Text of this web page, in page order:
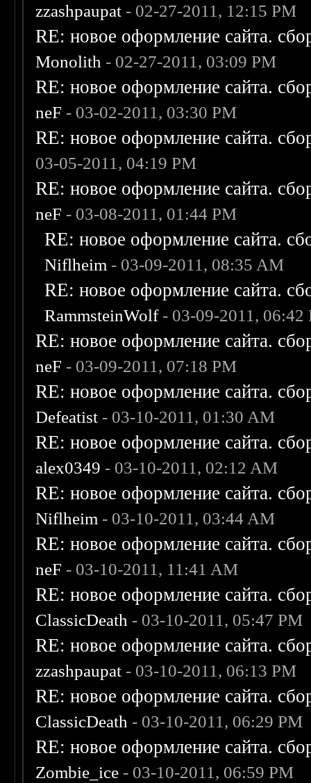
zzashpaupat - 02-27-2011, 12:15 PM
RE: новое оформление сайта.
Monolith - 02-27-2011, 03:09 PM
RE: новое оформление сайта.
neF - 03-02-2011, 03:30 PM
RE: новое оформление сайта.
03-05-2011, 04:19 PM
RE: новое оформление сайта.
neF - 03-08-2011, 01:44 PM
RE: новое оформление сайта.
Niflheim - 03-09-2011, 08:35 AM
RE: новое оформление сайта.
RammsteinWolf- 03-09-2011, 06:42
RE: новое оформление сайта.
neF - 03-09-2011, 07:18 PM
RE: новое оформление сайта.
Defeatist - 03-10-2011, 01:30 AM
RE: новое оформление сайта.
alex0349 - 03-10-2011, 02:12 AM
RE: новое оформление сайта.
Niflheim - 03-10-2011, 03:44 AM
RE: новое оформление сайта.
neF - 03-10-2011, 11:41 AM
RE: новое оформление сайта.
ClassicDeath - 03-10-2011, 05:47 PM
RE: новое оформление сайта.
zzashpaupat - 03-10-2011, 06:13 PM
RE: новое оформление сайта.
ClassicDeath - 03-10-2011, 06:29 PM
RE: новое оформление сайта.
Zombie_ice - 03-10-2011, 06:59 PM